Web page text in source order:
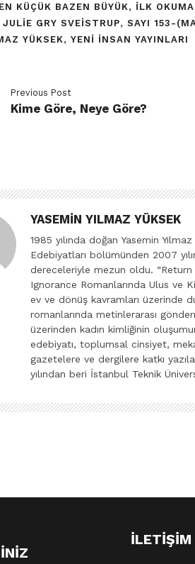
KÜÇÜK BAZEN BÜYÜK, ILK
GRY SVEISTRUP, SAYI 153-
YÜKSEK, YENI İNSAN YAYINLARI
Previous Post
Kime Göre, Neye Göre?
YASEMIN YILMAZ YÜKSEK
1985 yılında doğan Yasemin
Edebiyatları bölümünden 2007
dereceleriyle mezun oldu.
Ignorance Romanlarında Ulus ve
ev ve dönüş kavramları üzerinde
romanlarında metinlerarası
üzerinden kadın kimliğinin
edebiyatı, toplumsal cinsiyet,
gazetelere ve dergilere katkı
yılından beri İstanbul Teknik
İLETIŞIM